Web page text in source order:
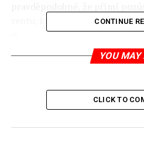
rentu, kterou má v pravomoci
Kam o vánočních prázdninách?
Ustojí to konzervativní vláda?
CONTINUE
YOU MAY
CLICK TO